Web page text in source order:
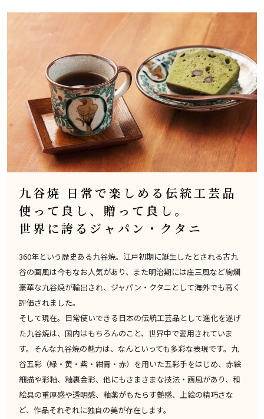
九谷焼 日常で楽しめる伝統工芸品
使って良し、贈って良し。
世界に誇るジャパン・クタニ
360年という歴史ある九谷焼。江戸初期に誕生したとされる古九
谷の画風は今もなお人気があり、また明治期には庄三風など絢爛
豪華な九谷焼が輸出され、ジャパン・クタニとして海外でも高く
評価されました。
そして現在。日常使いできる日本の伝統工芸品として進化を遂げ
た九谷焼は、国内はもちろんのこと、世界中で愛用されていま
す。そんな九谷焼の魅力は、なんといっても多彩な表現です。九
谷五彩（緑・黄・紫・紺青・赤）を用いた五彩手をはじめ、赤絵
細描や彩釉、釉裏金彩、他にもさまさまな技法・画風があり、和
絵具の重厚感や透明感、釉薬がもたらす艶感、上絵の精巧さな
ど、作品それぞれに独自の美が存在します。